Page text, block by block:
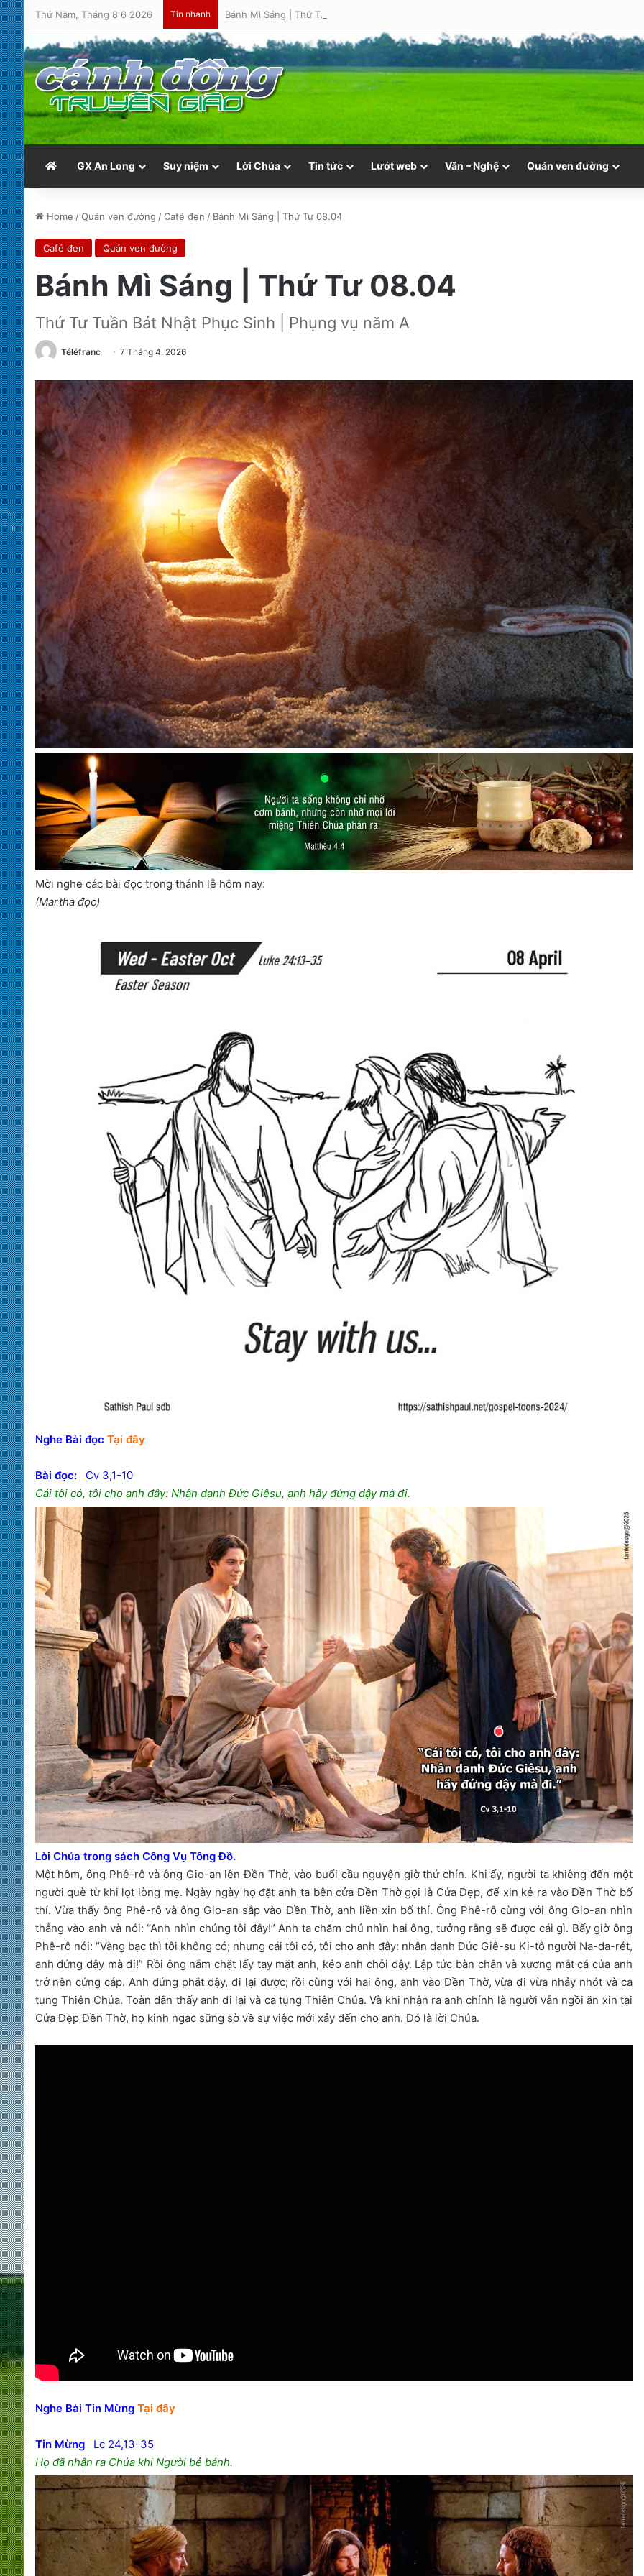
Thứ Năm, Tháng 8 6 2026 Tin nhanh Bánh Mì Sáng | Thứ Tư 05.08 | Cung hiến thánh đường Đức Maria
GX An Long Suy niệm Lời Chúa Tin tức Lướt web Văn – Nghệ Quán ven đường
Home / Quán ven đường / Café đen / Bánh Mì Sáng | Thứ Tư 08.04
Café đen Quán ven đường
Bánh Mì Sáng | Thứ Tư 08.04
Thứ Tư Tuần Bát Nhật Phục Sinh | Phụng vụ năm A
Téléfranc 7 Tháng 4, 2026
Mời nghe các bài đọc trong thánh lễ hôm nay:
(Martha đọc)
Nghe Bài đọc Tại đây
Bài đọc:Cv 3,1-10
Cái tôi có, tôi cho anh đây: Nhân danh Đức Giêsu, anh hãy đứng dậy mà đi.
Lời Chúa trong sách Công Vụ Tông Đồ.
Một hôm, ông Phê-rô và ông Gio-an lên Đền Thờ, vào buổi cầu nguyện giờ thứ chín. Khi ấy, người ta khiêng đến một
người què từ khi lọt lòng mẹ. Ngày ngày họ đặt anh ta bên cửa Đền Thờ gọi là Cửa Đẹp, để xin kẻ ra vào Đền Thờ bố
thí. Vừa thấy ông Phê-rô và ông Gio-an sắp vào Đền Thờ, anh liền xin bố thí. Ông Phê-rô cùng với ông Gio-an nhìn
thẳng vào anh và nói: “Anh nhìn chúng tôi đây!” Anh ta chăm chú nhìn hai ông, tưởng rằng sẽ được cái gì. Bấy giờ ông
Phê-rô nói: “Vàng bạc thì tôi không có; nhưng cái tôi có, tôi cho anh đây: nhân danh Đức Giê-su Ki-tô người Na-da-rét,
anh đứng dậy mà đi!” Rồi ông nắm chặt lấy tay mặt anh, kéo anh chỗi dậy. Lập tức bàn chân và xương mắt cá của anh
trở nên cứng cáp. Anh đứng phắt dậy, đi lại được; rồi cùng với hai ông, anh vào Đền Thờ, vừa đi vừa nhảy nhót và ca
tụng Thiên Chúa. Toàn dân thấy anh đi lại và ca tụng Thiên Chúa. Và khi nhận ra anh chính là người vẫn ngồi ăn xin tại
Cửa Đẹp Đền Thờ, họ kinh ngạc sững sờ về sự việc mới xảy đến cho anh. Đó là lời Chúa.
Nghe Bài Tin Mừng Tại đây
Tin MừngLc 24,13-35
Họ đã nhận ra Chúa khi Người bẻ bánh.